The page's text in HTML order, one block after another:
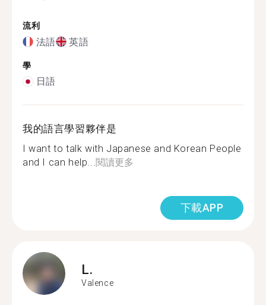
流利
法語 英語
學
日語
我的語言學習夥伴是
I want to talk with Japanese and Korean People
and I can help...閱讀更多
下載APP
L.
Valence